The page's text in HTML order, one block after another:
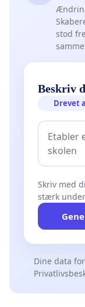
stod
Beskriv
Drevet
Skriv med
stærk
Dine data